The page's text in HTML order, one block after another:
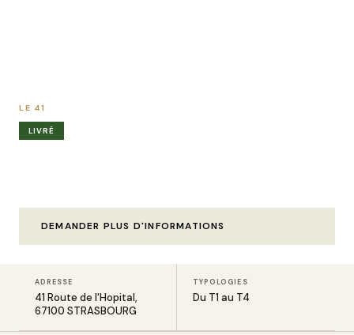
LE 41
LIVRÉ
DEMANDER PLUS D'INFORMATIONS
ADRESSE
41 Route de l'Hopital,
67100 STRASBOURG
TYPOLOGIES
Du T1 au T4